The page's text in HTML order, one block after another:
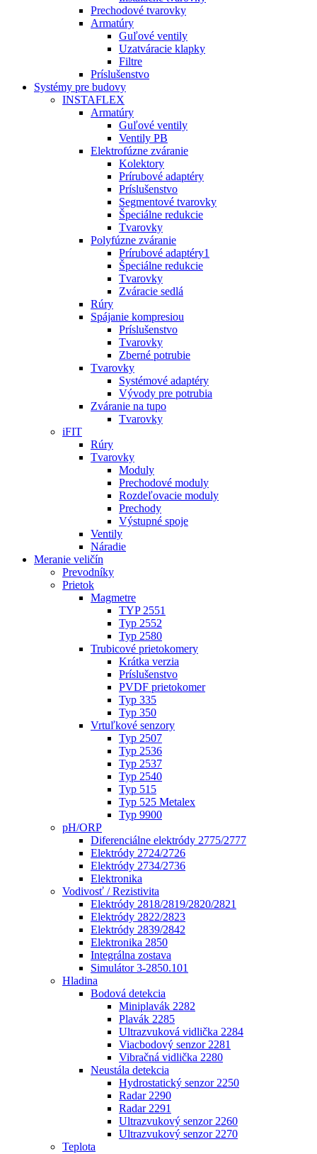
Prechodové tvarovky
Armatúry
Guľové ventily
Uzatváracie klapky
Filtre
Príslušenstvo
Systémy pre budovy
INSTAFLEX
Armatúry
Guľové ventily
Ventily PB
Elektrofúzne zváranie
Kolektory
Prírubové adaptéry
Príslušenstvo
Segmentové tvarovky
Špeciálne redukcie
Tvarovky
Polyfúzne zváranie
Prírubové adaptéry1
Špeciálne redukcie
Tvarovky
Zváracie sedlá
Rúry
Spájanie kompresiou
Príslušenstvo
Tvarovky
Zberné potrubie
Tvarovky
Systémové adaptéry
Vývody pre potrubia
Zváranie na tupo
Tvarovky
iFIT
Rúry
Tvarovky
Moduly
Prechodové moduly
Rozdeľovacie moduly
Prechody
Výstupné spoje
Ventily
Náradie
Meranie veličín
Prevodníky
Prietok
Magmetre
TYP 2551
Typ 2552
Typ 2580
Trubicové prietokomery
Krátka verzia
Príslušenstvo
PVDF prietokomer
Typ 335
Typ 350
Vrtuľkové senzory
Typ 2507
Typ 2536
Typ 2537
Typ 2540
Typ 515
Typ 525 Metalex
Typ 9900
pH/ORP
Diferenciálne elektródy 2775/2777
Elektródy 2724/2726
Elektródy 2734/2736
Elektronika
Vodivosť / Rezistivita
Elektródy 2818/2819/2820/2821
Elektródy 2822/2823
Elektródy 2839/2842
Elektronika 2850
Integrálna zostava
Simulátor 3-2850.101
Hladina
Bodová detekcia
Miniplavák 2282
Plavák 2285
Ultrazvuková vidlička 2284
Viacbodový senzor 2281
Vibračná vidlička 2280
Neustála detekcia
Hydrostatický senzor 2250
Radar 2290
Radar 2291
Ultrazvukový senzor 2260
Ultrazvukový senzor 2270
Teplota